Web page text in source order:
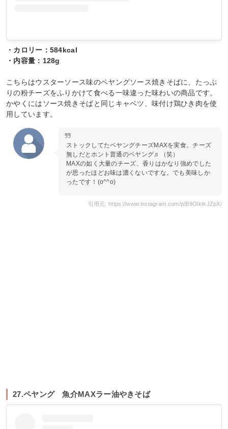
・カロリー：584kcal
・内容量：128g
こちらはウスターソース味のペヤングソース焼きそばに、たっぷ
りの粉チーズをふりかけて食べる一味違った味わいの商品です。
かやくにはソース焼きそばと同じキャベツ、味付け鶏ひき肉を使
用しています。
ストックしてたペヤングチーズMAXを実食。チーズ
無しだとホント普通のペヤング♬（笑）
MAXの如く大量のチーズ、香りはかなり強めでした
が思ったほどお味は濃くないですな。でも美味しか
ったです！(o^^o)
引用元: https://www.instagram.com/p/B9OlktkJZpX/
27.ペヤング 魚介MAXラー油やきそば